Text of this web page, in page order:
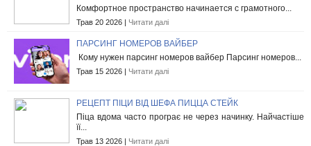
Комфортное пространство начинается с грамотного...
Трав 20 2026 | Читати далі
ПАРСИНГ НОМЕРОВ ВАЙБЕР
Кому нужен парсинг номеров вайбер Парсинг номеров...
Трав 15 2026 | Читати далі
РЕЦЕПТ ПІЦИ ВІД ШЕФА ПИЦЦА СТЕЙК
Піца вдома часто програє не через начинку. Найчастіше
її...
Трав 13 2026 | Читати далі